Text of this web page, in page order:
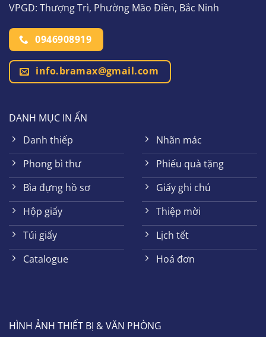
VPGD: Thượng Trì, Phường Mão Điền, Bắc Ninh
0946908919
info.bramax@gmail.com
DANH MỤC IN ẤN
Danh thiếp
Phong bì thư
Bìa đựng hồ sơ
Hộp giấy
Túi giấy
Catalogue
Nhãn mác
Phiếu quà tặng
Giấy ghi chú
Thiệp mời
Lịch tết
Hoá đơn
HÌNH ẢNH THIẾT BỊ & VĂN PHÒNG